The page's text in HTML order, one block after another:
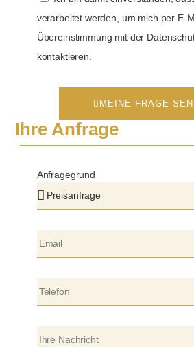
verarbeitet werden, um mich per E-
Übereinstimmung mit der
kontaktieren.
MEINE FRAGE
Ihre Anfrage
Anfragegrund